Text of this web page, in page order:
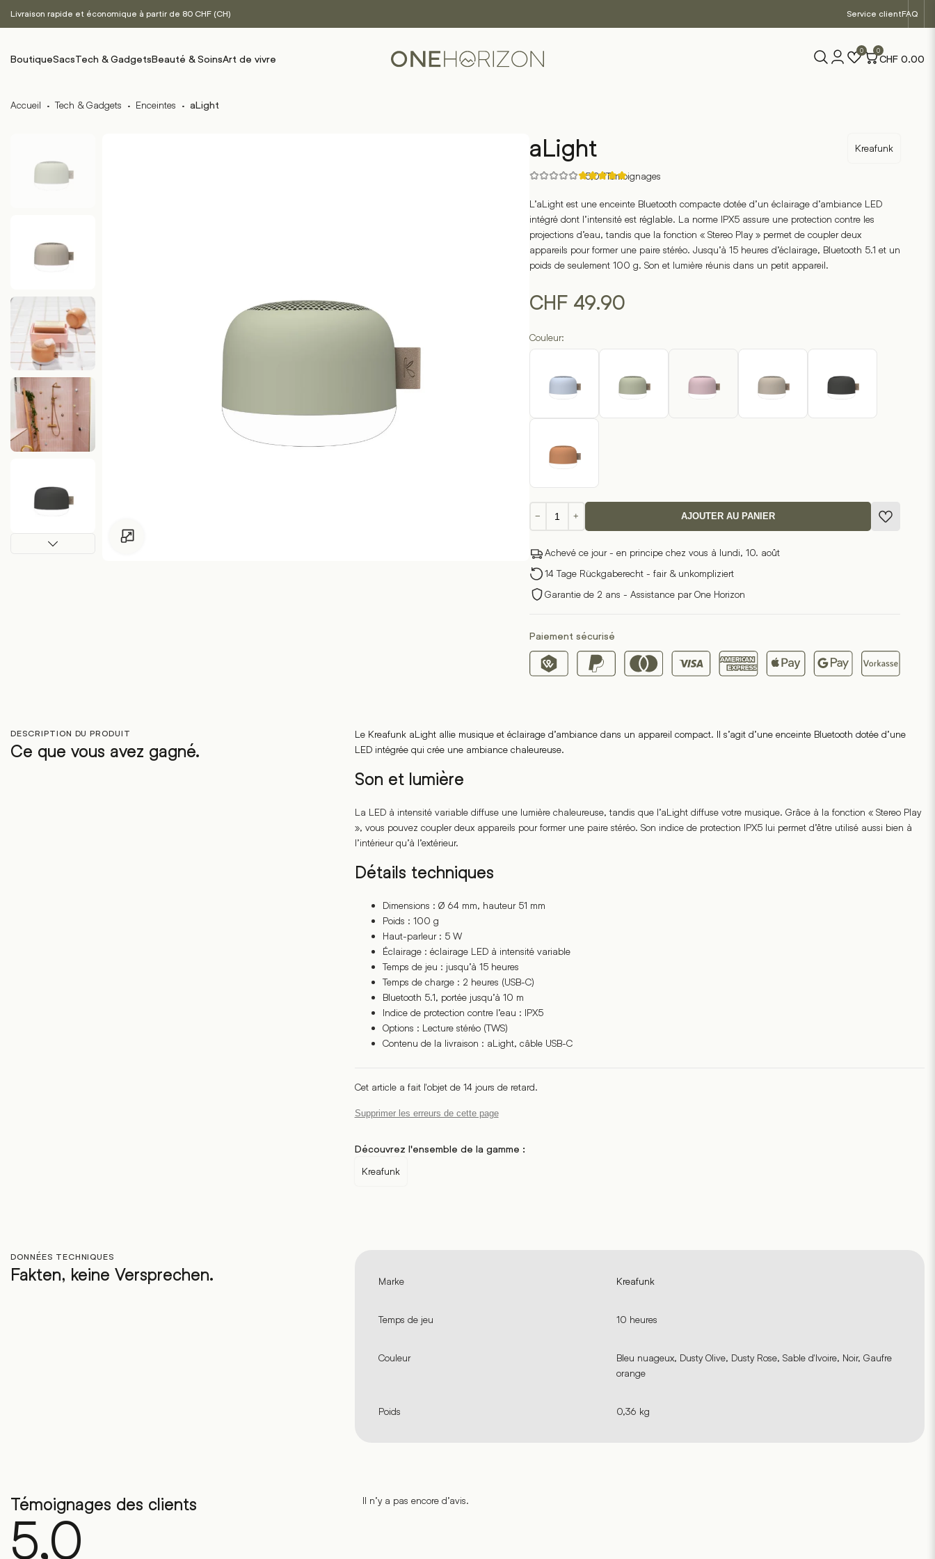
Livraison rapide et économique à partir de 80 CHF (CH) Service clientFAQ
BoutiqueSacsTech & GadgetsBeauté & SoinsArt de vivre
0 0
CHF 0.00
Accueil · Tech & Gadgets · Enceintes · aLight
aLight Kreafunk
Noté
5.00
5
sur
la
base
1
évaluations
de
5,0·1Témoignages
L’aLight est une enceinte Bluetooth compacte dotée d’un éclairage d’ambiance LED
intégré dont l’intensité est réglable. La norme IPX5 assure une protection contre les
projections d’eau, tandis que la fonction « Stereo Play » permet de coupler deux
appareils pour former une paire stéréo. Jusqu’à 15 heures d’éclairage, Bluetooth 5.1 et un
poids de seulement 100 g. Son et lumière réunis dans un petit appareil.
CHF49.90
Couleur:
−
de
+ AJOUTER AU PANIER
Achevé ce jour - en principe chez vous à lundi, 10. août
14 Tage Rückgaberecht - fair & unkompliziert
Garantie de 2 ans - Assistance par One Horizon
Paiement sécurisé
DESCRIPTION DU PRODUIT
Ce que vous avez gagné.
Le Kreafunk aLight allie musique et éclairage d’ambiance dans un appareil compact. Il s’agit d’une enceinte Bluetooth dotée d’une
LED intégrée qui crée une ambiance chaleureuse.
Son et lumière
La LED à intensité variable diffuse une lumière chaleureuse, tandis que l’aLight diffuse votre musique. Grâce à la fonction « Stereo Play
», vous pouvez coupler deux appareils pour former une paire stéréo. Son indice de protection IPX5 lui permet d’être utilisé aussi bien à
l’intérieur qu’à l’extérieur.
Détails techniques
Dimensions : Ø 64 mm, hauteur 51 mm
Poids : 100 g
Haut-parleur : 5 W
Éclairage : éclairage LED à intensité variable
Temps de jeu : jusqu’à 15 heures
Temps de charge : 2 heures (USB-C)
Bluetooth 5.1, portée jusqu’à 10 m
Indice de protection contre l’eau : IPX5
Options : Lecture stéréo (TWS)
Contenu de la livraison : aLight, câble USB-C
Cet article a fait l'objet de 14 jours de retard.
Supprimer les erreurs de cette page
Découvrez l'ensemble de la gamme :
Kreafunk
DONNÉES TECHNIQUES
Fakten, keine Versprechen. Marke Kreafunk
Temps de jeu 10 heures
Couleur
Bleu nuageux, Dusty Olive, Dusty Rose, Sable d'Ivoire, Noir, Gaufre
orange
Poids 0,36 kg
Témoignages des clients
5,0
Il n’y a pas encore d’avis.